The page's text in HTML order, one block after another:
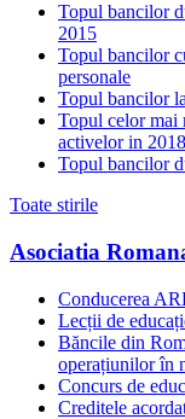
Topul bancilor
2015
Topul bancilor
personale
Topul bancilor
Topul celor mai
activelor in 2018
Topul bancilor
Toate stirile
Asociatia
Conducerea
Lecții de
Băncile din
operațiunilor în
Concurs de
Creditele